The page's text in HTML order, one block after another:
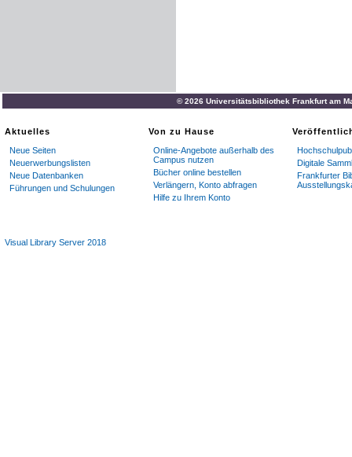
© 2026 Universitätsbibliothek Frankfurt am
Aktuelles
Neue Seiten
Neuerwerbungslisten
Neue Datenbanken
Führungen und Schulungen
Von zu Hause
Online-Angebote außerhalb des
Campus nutzen
Bücher online bestellen
Verlängern, Konto abfragen
Hilfe zu Ihrem Konto
Digitale
Frankfurter
Visual Library Server 2018